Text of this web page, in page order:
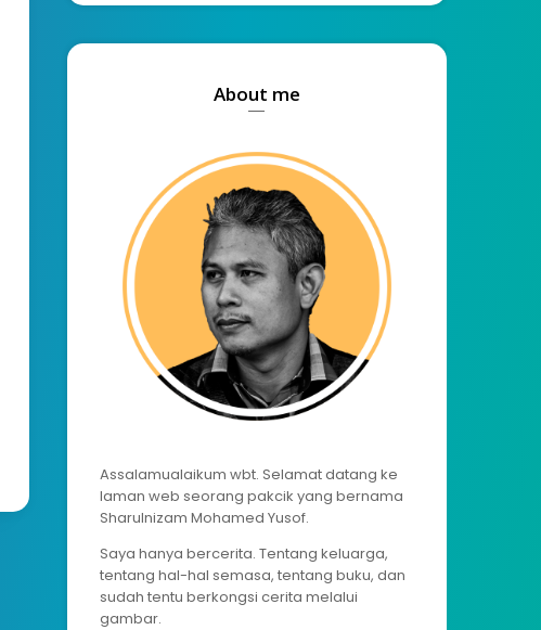
About me
Assalamualaikum wbt. Selamat datang ke
laman web seorang pakcik yang bernama
Sharulnizam Mohamed Yusof.
Saya hanya bercerita. Tentang keluarga,
tentang hal-hal semasa, tentang buku, dan
sudah tentu berkongsi cerita melalui
gambar.